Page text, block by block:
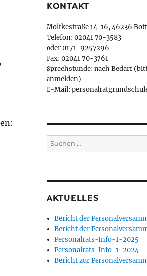
KONTAKT
Moltkestraße 14-16, 46236
Telefon: 02041 70-3583
oder 0171-9257296
Fax: 02041 70-3761
Sprechstunde: nach Bedarf
anmelden)
E-Mail:
Suchen
nach:
AKTUELLES
Bericht der
Bericht der
Personalrats-Info-1-2025
Personalrats-Info-1-2024
Bericht zur